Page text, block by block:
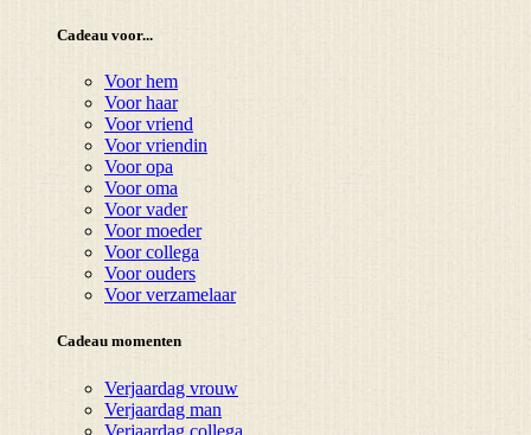
Cadeau voor...
Voor hem
Voor haar
Voor vriend
Voor vriendin
Voor opa
Voor oma
Voor vader
Voor moeder
Voor collega
Voor ouders
Voor verzamelaar
Cadeau momenten
Verjaardag vrouw
Verjaardag man
Verjaardag collega